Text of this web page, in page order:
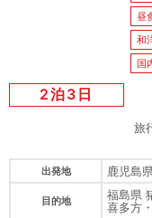
昼
和
国
2泊3日
旅
出発地
鹿児島
目的地
福島県
喜多方